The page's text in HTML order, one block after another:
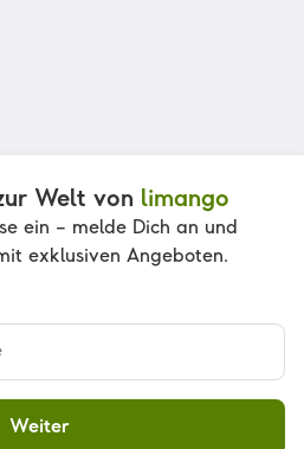
Welt von limango
ein – melde Dich an und
exklusiven Angeboten.
Weiter